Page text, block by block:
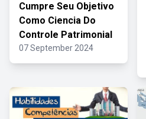
Cumpre Seu Objetivo
Como Ciencia Do
Controle Patrimonial
07 September 2024